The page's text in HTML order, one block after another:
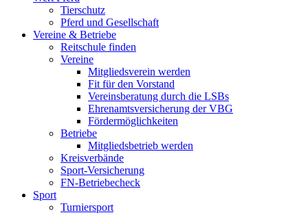
Tierschutz
Pferd und Gesellschaft
Vereine & Betriebe
Reitschule finden
Vereine
Mitgliedsverein werden
Fit für den Vorstand
Vereinsberatung durch die LSBs
Ehrenamtsversicherung der VBG
Fördermöglichkeiten
Betriebe
Mitgliedsbetrieb werden
Kreisverbände
Sport-Versicherung
FN-Betriebecheck
Sport
Turniersport